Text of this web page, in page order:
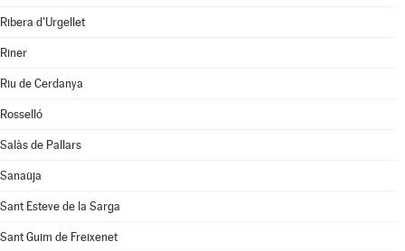
Ribera d'Urgellet
Riner
Riu de Cerdanya
Rosselló
Salàs de Pallars
Sanaüja
Sant Esteve de la Sarga
Sant Guim de Freixenet